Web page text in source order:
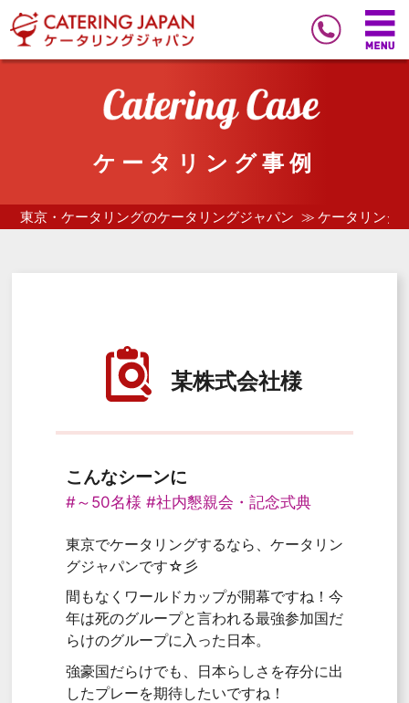
ケータリング事例
東京・ケータリングのケータリングジャパン ケータリング
某株式会社様
こんなシーンに
#～50名様 #社内懇親会・記念式典
東京でケータリングするなら、ケータリン
グジャパンです☆彡
間もなくワールドカップが開幕ですね！今
年は死のグループと言われる最強参加国だ
らけのグループに入った日本。
強豪国だらけでも、日本らしさを存分に出
したプレーを期待したいですね！